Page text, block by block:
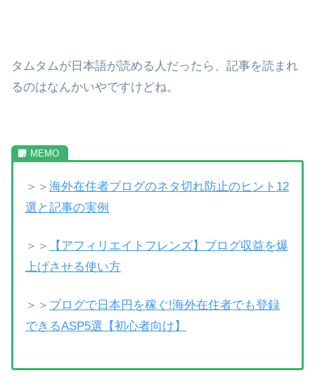
タムタムが日本語が読める人だったら、記事を読まれ
るのはなんかいやですけどね。
＞＞ 海外在住者ブログのネタ切れ防止のヒント12
選と記事の実例
＞＞
【アフィリエイトフレンズ】ブログ収益を爆
上げさせる使い方
＞＞ ブログで日本円を稼ぐ!海外在住者でも登録
できるASP5選【初心者向け】